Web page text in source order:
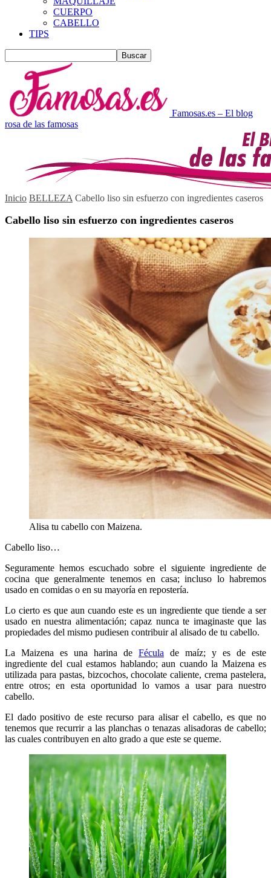
CUERPO
CABELLO
TIPS
Famosas.es – El blog
rosa de las famosas
Inicio BELLEZA Cabello liso sin esfuerzo con ingredientes caseros
Cabello liso sin esfuerzo con ingredientes caseros
Alisa tu cabello con Maizena.
Cabello liso…
Seguramente hemos escuchado sobre el siguiente ingrediente de
cocina que generalmente tenemos en casa; incluso lo habremos
usado en comidas o en su mayoría en repostería.
Lo cierto es que aun cuando este es un ingrediente que tiende a ser
usado en nuestra alimentación; capaz nunca te imaginaste que las
propiedades del mismo pudiesen contribuir al alisado de tu cabello.
La Maizena es una harina de Fécula de maíz; y es de este
ingrediente del cual estamos hablando; aun cuando la Maizena es
utilizada para pastas, bizcochos, chocolate caliente, crema pastelera,
entre otros; en esta oportunidad lo vamos a usar para nuestro
cabello.
El dado positivo de este recurso para alisar el cabello, es que no
tenemos que recurrir a las planchas o tenazas alisadoras de cabello;
las cuales contribuyen en alto grado a que este se queme.